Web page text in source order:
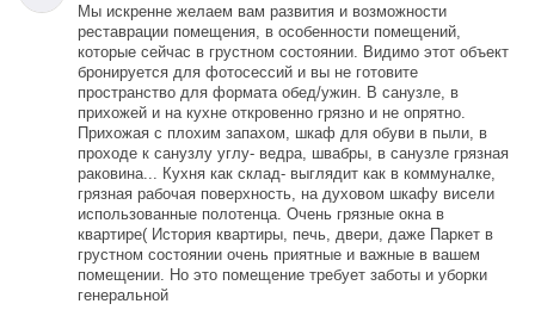
Мы искренне желаем вам развития и возможности
реставрации помещения, в особенности помещений,
которые сейчас в грустном состоянии. Видимо этот объект
бронируется для фотосессий и вы не готовите
пространство для формата обед/ужин. В санузле, в
прихожей и на кухне откровенно грязно и не опрятно.
Прихожая с плохим запахом, шкаф для обуви в пыли, в
проходе к санузлу углу- ведра, швабры, в санузле грязная
раковина... Кухня как склад- выглядит как в коммуналке,
грязная рабочая поверхность, на духовом шкафу висели
использованные полотенца. Очень грязные окна в
квартире( История квартиры, печь, двери, даже Паркет в
грустном состоянии очень приятные и важные в вашем
помещении. Но это помещение требует заботы и уборки
генеральной